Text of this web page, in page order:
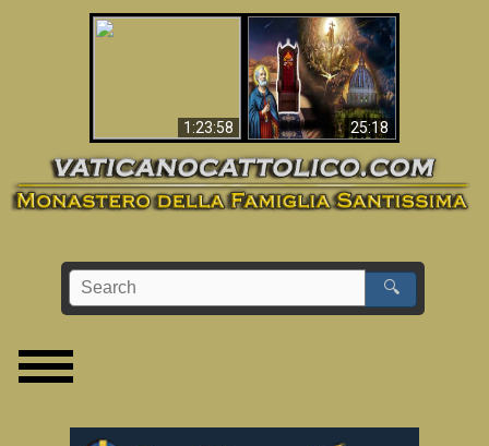
1:23:58 25:18
La Bibbia ha previsto
70 anni senza Papa?
🔍